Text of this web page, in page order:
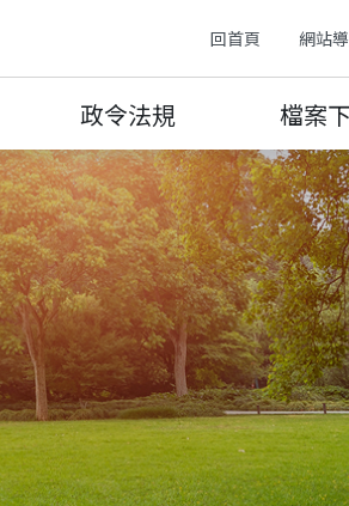
回首頁 網站
政令法規 檔案